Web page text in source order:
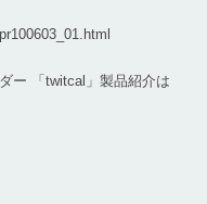
ー 「twitcal」製品紹介は